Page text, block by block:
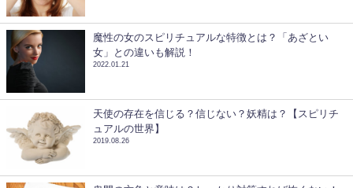
魔性の女のスピリチュアルな特徴とは？「あざとい
女」との違いも解説！
2022.01.21
天使の存在を信じる？信じない？妖精は？【スピリチ
ュアルの世界】
2019.08.26